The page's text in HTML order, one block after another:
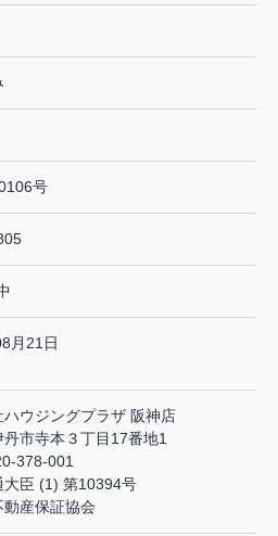
号
月21日
ハウジングプラザ 阪神店
市寺本３丁目17番地1
378-001
大臣 (1) 第10394号
動産保証協会